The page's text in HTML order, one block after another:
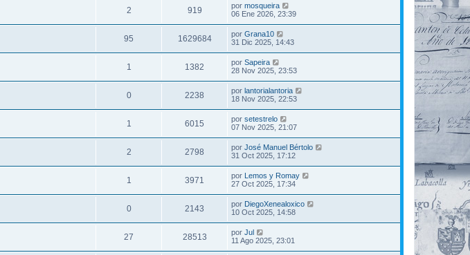
2 919 por mosqueira
06 Ene 2026, 23:39
95 1629684 por Grana10
31 Dic 2025, 14:43
1 1382 por Sapeira
28 Nov 2025, 23:53
0 2238 por lantorialantoria
18 Nov 2025, 22:53
1 6015 por setestrelo
07 Nov 2025, 21:07
2 2798 por José Manuel Bértolo
31 Oct 2025, 17:12
1 3971 por Lemos y Romay
27 Oct 2025, 17:34
0 2143 por DiegoXenealoxico
10 Oct 2025, 14:58
27 28513 por Jul
11 Ago 2025, 23:01